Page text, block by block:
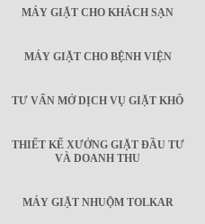
MÁY GIẶT CHO KHÁCH SẠN
MÁY GIẶT CHO BỆNH VIỆN
TƯ VẤN MỞ DỊCH VỤ GIẶT KHÔ
THIẾT KẾ XƯỞNG GIẶT ĐẦU TƯ
VÀ DOANH THU
MÁY GIẶT NHUỘM TOLKAR